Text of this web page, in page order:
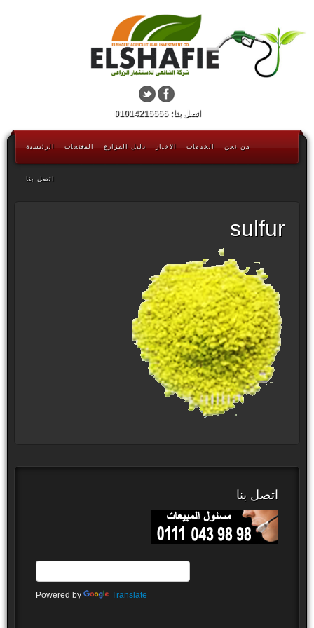
اتصل بنا: 01014215555
الرئيسية المنتجات دليل المزارع الاخبار الخدمات من نحن
اتصل بنا
sulfur
اتصل بنا
Powered by Translate